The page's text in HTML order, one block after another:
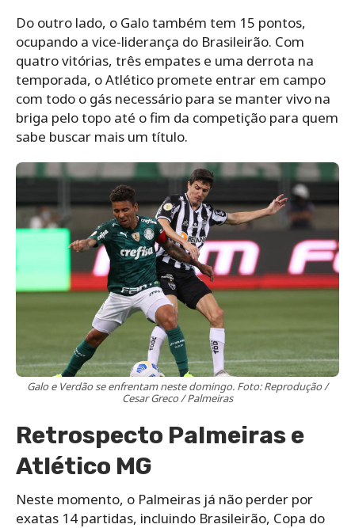
Do outro lado, o Galo também tem 15 pontos,
ocupando a vice-liderança do Brasileirão. Com
quatro vitórias, três empates e uma derrota na
temporada, o Atlético promete entrar em campo
com todo o gás necessário para se manter vivo na
briga pelo topo até o fim da competição para quem
sabe buscar mais um título.
Galo e Verdão se enfrentam neste domingo. Foto: Reprodução /
Cesar Greco / Palmeiras
Retrospecto Palmeiras e
Atlético MG
Neste momento, o Palmeiras já não perder por
exatas 14 partidas, incluindo Brasileirão, Copa do